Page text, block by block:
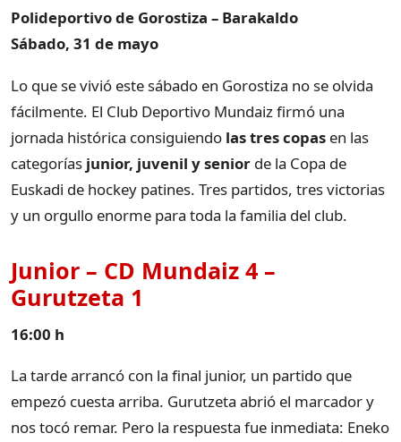
Polideportivo de Gorostiza – Barakaldo
Sábado, 31 de mayo
Lo que se vivió este sábado en Gorostiza no se olvida
fácilmente. El Club Deportivo Mundaiz firmó una
jornada histórica consiguiendo las tres copas en las
categorías junior, juvenil y senior de la Copa de
Euskadi de hockey patines. Tres partidos, tres victorias
y un orgullo enorme para toda la familia del club.
Junior – CD Mundaiz 4 –
Gurutzeta 1
16:00 h
La tarde arrancó con la final junior, un partido que
empezó cuesta arriba. Gurutzeta abrió el marcador y
nos tocó remar. Pero la respuesta fue inmediata: Eneko